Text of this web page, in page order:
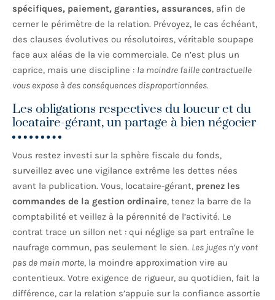
spécifiques, paiement, garanties, assurances, afin de
cerner le périmètre de la relation. Prévoyez, le cas échéant,
des clauses évolutives ou résolutoires, véritable soupape
face aux aléas de la vie commerciale. Ce n’est plus un
caprice, mais une discipline : la moindre faille contractuelle
vous expose à des conséquences disproportionnées.
Les obligations respectives du loueur et du
locataire-gérant, un partage à bien négocier
Vous restez investi sur la sphère fiscale du fonds,
surveillez avec une vigilance extrême les dettes nées
avant la publication. Vous, locataire-gérant, prenez les
commandes de la gestion ordinaire, tenez la barre de la
comptabilité et veillez à la pérennité de l’activité. Le
contrat trace un sillon net : qui néglige sa part entraîne le
naufrage commun, pas seulement le sien. Les juges n’y vont
pas de main morte, la moindre approximation vire au
contentieux. Votre exigence de rigueur, au quotidien, fait la
différence, car la relation s’appuie sur la confiance assortie